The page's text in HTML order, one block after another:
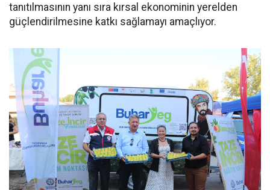
tanıtılmasının yanı sıra kırsal ekonominin yerelden
güçlendirilmesine katkı sağlamayı amaçlıyor.